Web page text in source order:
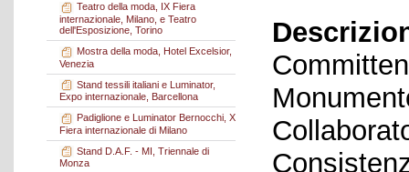
Teatro della moda, IX Fiera
internazionale, Milano, e Teatro
dell'Esposizione, Torino
Mostra della moda, Hotel Excelsior,
Venezia
Stand tessili italiani e Luminator,
Expo internazionale, Barcellona
Padiglione e Luminator Bernocchi, X
Fiera internazionale di Milano
Stand D.A.F. - MI, Triennale di
Monza